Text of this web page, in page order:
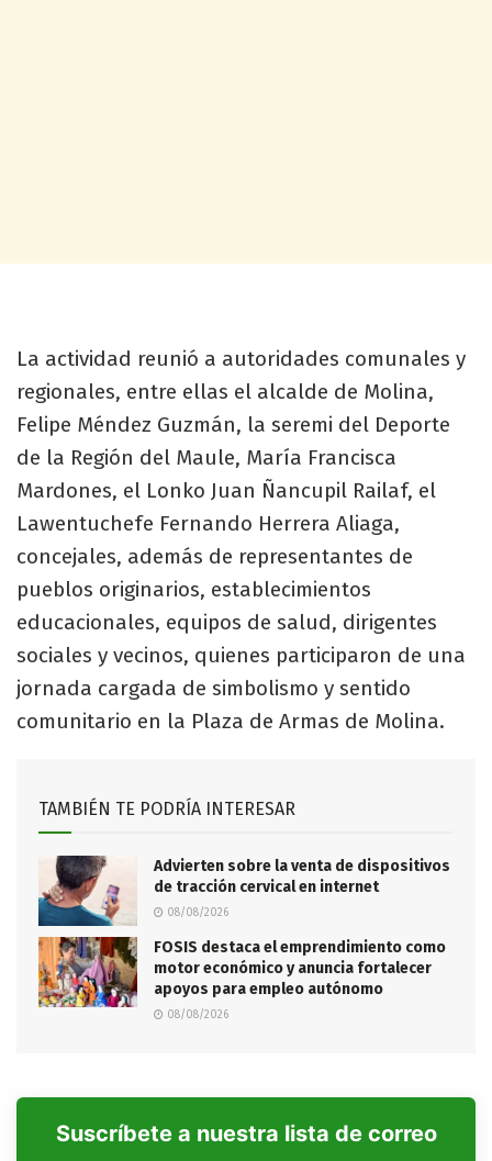
La actividad reunió a autoridades comunales y
regionales, entre ellas el alcalde de Molina,
Felipe Méndez Guzmán, la seremi del Deporte
de la Región del Maule, María Francisca
Mardones, el Lonko Juan Ñancupil Railaf, el
Lawentuchefe Fernando Herrera Aliaga,
concejales, además de representantes de
pueblos originarios, establecimientos
educacionales, equipos de salud, dirigentes
sociales y vecinos, quienes participaron de una
jornada cargada de simbolismo y sentido
comunitario en la Plaza de Armas de Molina.
TAMBIÉN TE PODRÍA INTERESAR
Advierten sobre la venta de dispositivos
de tracción cervical en internet
08/08/2026
FOSIS destaca el emprendimiento como
motor económico y anuncia fortalecer
apoyos para empleo autónomo
08/08/2026
Suscríbete a nuestra lista de correo